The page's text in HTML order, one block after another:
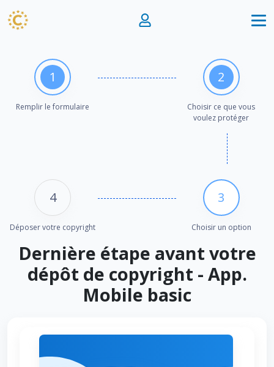
1
Remplir le formulaire
2
Choisir ce que vous
voulez protéger
3
Choisir un option
4
Déposer votre copyright
Dernière étape avant votre
dépôt de copyright - App.
Mobile basic